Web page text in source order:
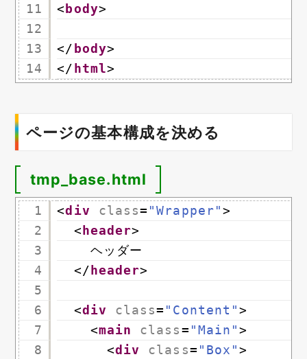
11
12
13
14
< body>
</ body>
</ html>
ページの基本構成を決める
tmp_base.html
1
2
3
4
5
6
7
8
<div class= "Wrapper">
< header>
ヘッダー
</ header>
<div class= "Content">
<main class= "Main">
<div class= "Box">